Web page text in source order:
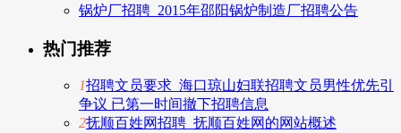
锅炉厂招聘_2015年邵阳锅炉制造厂招聘公告
热门推荐
1招聘文员要求_海口琼山妇联招聘文员男性优先引
争议 已第一时间撤下招聘信息
2抚顺百姓网招聘_抚顺百姓网的网站概述